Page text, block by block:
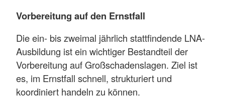
Vorbereitung auf den Ernstfall
Die ein- bis zweimal jährlich stattfindende LNA-
Ausbildung ist ein wichtiger Bestandteil der
Vorbereitung auf Großschadenslagen. Ziel ist
es, im Ernstfall schnell, strukturiert und
koordiniert handeln zu können.